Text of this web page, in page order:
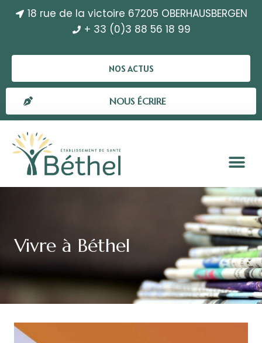
18 rue de la victoire 67205 OBERHAUSBERGEN
+ 33 (0)3 88 56 18 99
NOS ACTUS
NOUS ÉCRIRE
Vivre à Béthel